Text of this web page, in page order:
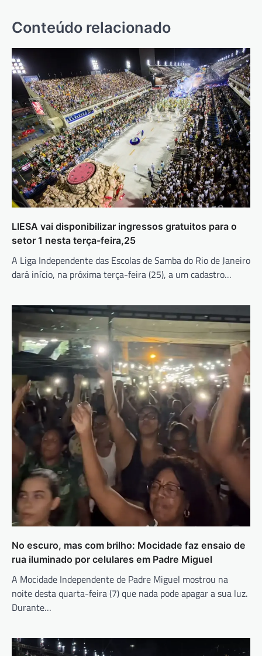
Conteúdo relacionado
LIESA vai disponibilizar ingressos gratuitos para o
setor 1 nesta terça-feira,25
A Liga Independente das Escolas de Samba do Rio de Janeiro
dará início, na próxima terça-feira (25), a um cadastro…
No escuro, mas com brilho: Mocidade faz ensaio de
rua iluminado por celulares em Padre Miguel
A Mocidade Independente de Padre Miguel mostrou na
noite desta quarta-feira (7) que nada pode apagar a sua luz.
Durante…